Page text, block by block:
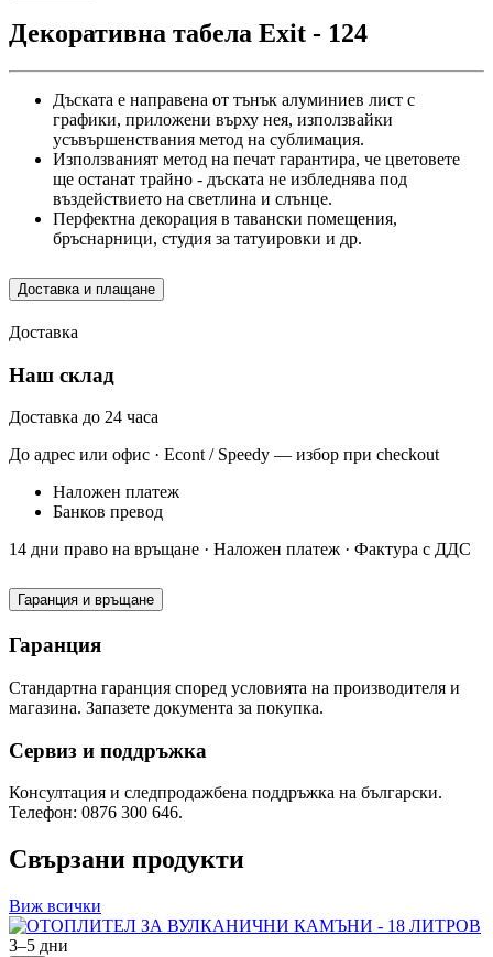
Декоративна табела Exit - 124
Дъската е направена от тънък алуминиев лист с
графики, приложени върху нея, използвайки
усъвършенствания метод на сублимация.
Използваният метод на печат гарантира, че цветовете
ще останат трайно - дъската не избледнява под
въздействието на светлина и слънце.
Перфектна декорация в тавански помещения,
бръснарници, студия за татуировки и др.
Доставка и плащане
Доставка
Наш склад
Доставка до 24 часа
До адрес или офис · Econt / Speedy — избор при checkout
Наложен платеж
Банков превод
14 дни право на връщане · Наложен платеж · Фактура с ДДС
Гаранция и връщане
Гаранция
Стандартна гаранция според условията на производителя и
магазина. Запазете документа за покупка.
Сервиз и поддръжка
Консултация и следпродажбена поддръжка на български.
Телефон: 0876 300 646.
Свързани продукти
Виж всички
3–5 дни